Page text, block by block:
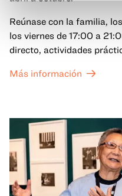
Reúnase con la familia,
los viernes de 17:00 a
directo, actividades
exposiciones especiales,
Más información